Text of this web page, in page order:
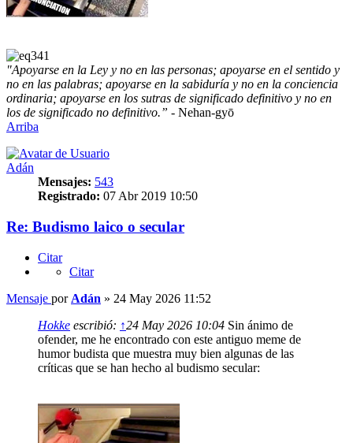
"Apoyarse en la Ley y no en las personas; apoyarse en el sentido y
no en las palabras; apoyarse en la sabiduría y no en la conciencia
ordinaria; apoyarse en los sutras de significado definitivo y no en
los de significado no definitivo.” - Nehan-gyō
Arriba
Adán
Mensajes: 543
Registrado: 07 Abr 2019 10:50
Re: Budismo laico o secular
Citar
Citar
Mensaje por Adán » 24 May 2026 11:52
Hokke escribió: ↑24 May 2026 10:04 Sin ánimo de
ofender, me he encontrado con este antiguo meme de
humor budista que muestra muy bien algunas de las
críticas que se han hecho al budismo secular: